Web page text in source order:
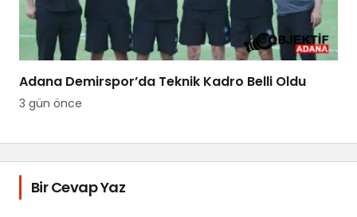
Adana Demirspor’da Teknik Kadro Belli Oldu
3 gün önce
Bir Cevap Yaz